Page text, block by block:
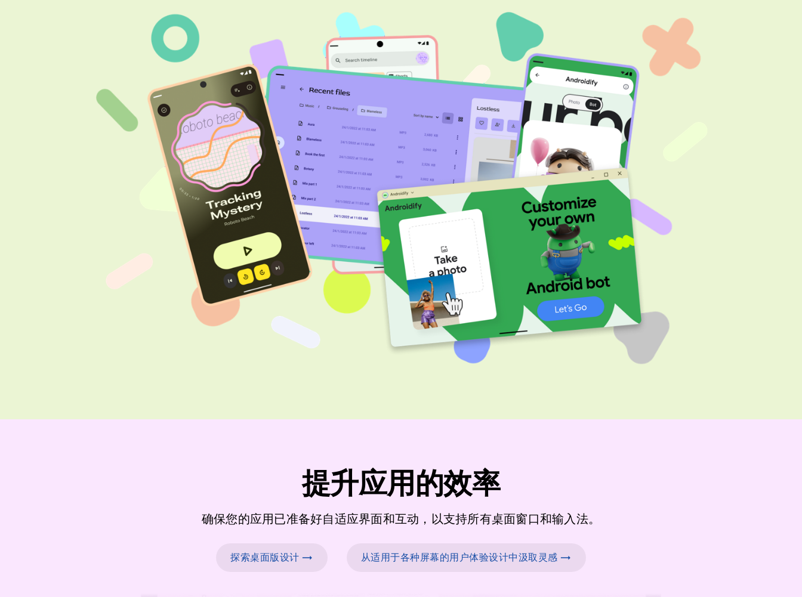
提升应用的效率
确保您的应用已准备好自适应界面和互动，以支持所有桌面窗口和输入法。
探索桌面版设计 → 从适用于各种屏幕的用户体验设计中汲取灵感 →